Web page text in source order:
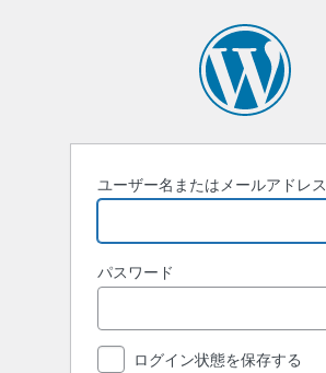
ユーザー名またはメールアドレス
パスワード
ログイン状態を保存する